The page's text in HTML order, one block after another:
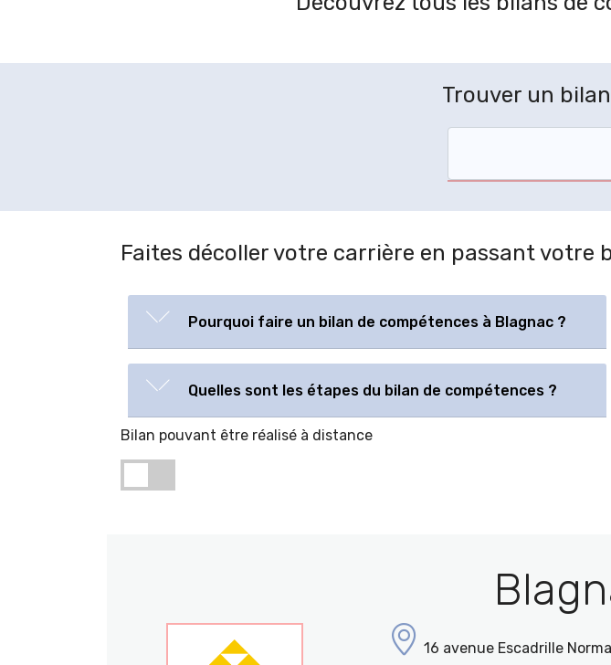
Trouver un
Faites décoller votre carrière en passant votre
Pourquoi faire un bilan de compétences à Blagnac ?
Quelles sont les étapes du bilan de compétences ?
Bilan pouvant être réalisé à distance
16 avenue Escadrille